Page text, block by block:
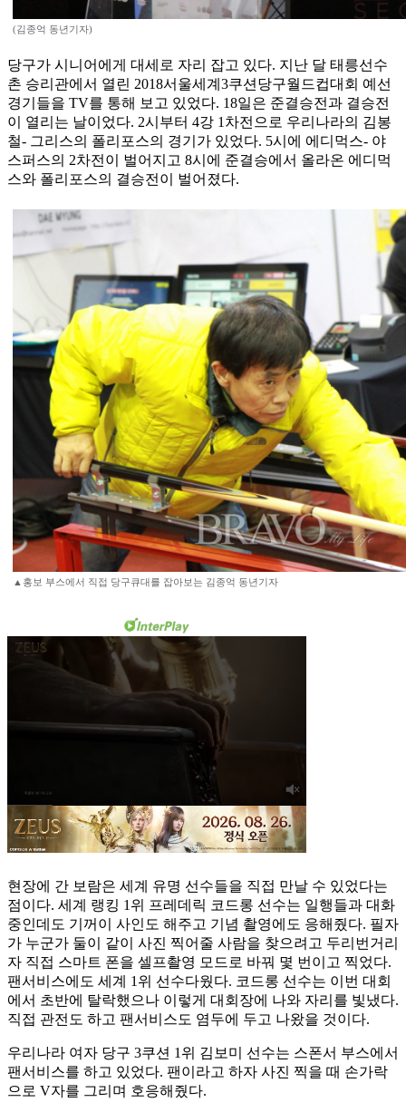
(김종억 동년기자)
당구가 시니어에게 대세로 자리 잡고 있다. 지난 달 태릉선수
촌 승리관에서 열린 2018서울세계3쿠션당구월드컵대회 예선
경기들을 TV를 통해 보고 있었다. 18일은 준결승전과 결승전
이 열리는 날이었다. 2시부터 4강 1차전으로 우리나라의 김봉
철- 그리스의 폴리포스의 경기가 있었다. 5시에 에디먹스- 야
스퍼스의 2차전이 벌어지고 8시에 준결승에서 올라온 에디먹
스와 폴리포스의 결승전이 벌어졌다.
▲홍보 부스에서 직접 당구큐대를 잡아보는 김종억 동년기자
현장에 간 보람은 세계 유명 선수들을 직접 만날 수 있었다는
점이다. 세계 랭킹 1위 프레데릭 코드롱 선수는 일행들과 대화
중인데도 기꺼이 사인도 해주고 기념 촬영에도 응해줬다. 필자
가 누군가 둘이 같이 사진 찍어줄 사람을 찾으려고 두리번거리
자 직접 스마트 폰을 셀프촬영 모드로 바꿔 몇 번이고 찍었다.
팬서비스에도 세계 1위 선수다웠다. 코드롱 선수는 이번 대회
에서 초반에 탈락했으나 이렇게 대회장에 나와 자리를 빛냈다.
직접 관전도 하고 팬서비스도 염두에 두고 나왔을 것이다.
우리나라 여자 당구 3쿠션 1위 김보미 선수는 스폰서 부스에서
팬서비스를 하고 있었다. 팬이라고 하자 사진 찍을 때 손가락
으로 V자를 그리며 호응해줬다.